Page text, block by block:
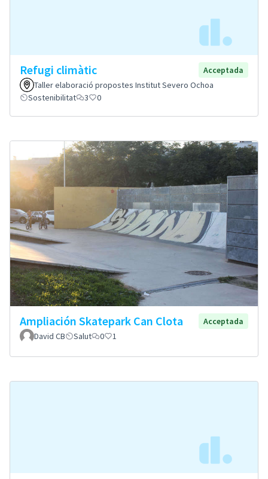
Refugi climàtic
Acceptada
Taller elaboració propostes Institut Severo Ochoa
Sostenibilitat
3 0
Ampliación Skatepark Can Clota
Acceptada
David CB
Salut 0 1